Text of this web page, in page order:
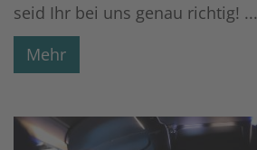
seid Ihr bei uns genau richtig! ...
Mehr